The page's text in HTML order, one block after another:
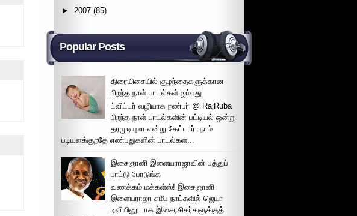
► 2007 (85)
Popular Posts
திரையிசையில் குழந்தைகளுக்கான
பிறந்த நாள் பாடல்கள் ஐம்பது
ட்விட்டர் வழியாக நண்பர் @ RajRuba
பிறந்த நாள் பாடல்களின் பட்டியல் ஒன்று
தரமுடியுமா என்று கேட்டார். நாம்
படியளக்குறதே எண்பதுகளின் பாடல்கள...
இசைஞானி இளையராஜாவின் பத்துப்
பாட்டு போடுங்க
வணக்கம் மக்கள்ஸ்! இசைஞானி
இளையராஜா சமீப நாட்களில் ஜெயா
டிவியினூடாக இசைரசிகர்களுக்குத்